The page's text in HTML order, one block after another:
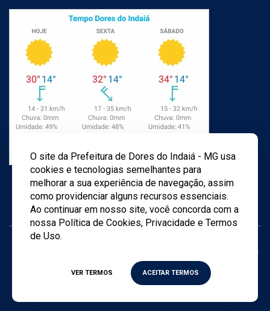
Agência
TWD
O site da Prefeitura de Dores do Indaiá - MG usa
cookies e tecnologias semelhantes para
melhorar a sua experiência de navegação, assim
como providenciar alguns recursos essenciais.
Ao continuar em nosso site, você concorda com a
nossa Política de Cookies, Privacidade e Termos
de Uso.
VER TERMOS ACEITAR TERMOS